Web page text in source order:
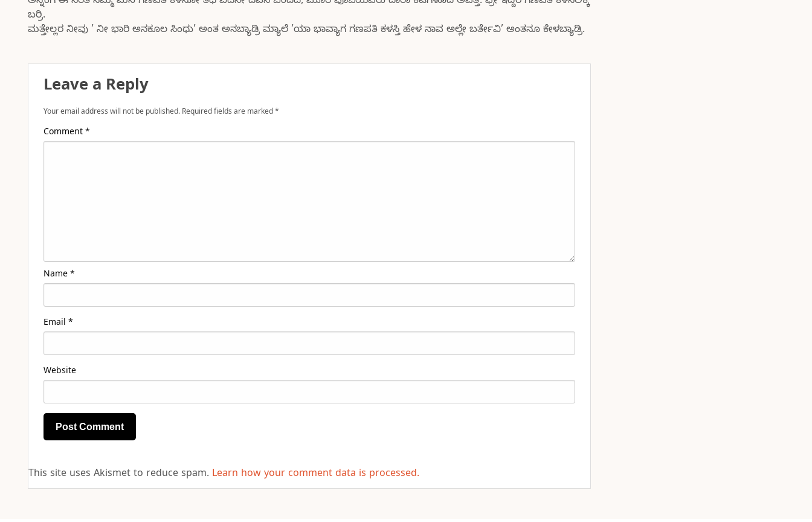
ಬರ್ರಿ.
ಮತ್ತೇಲ್ಲರ ನೀವು ’ ನೀ ಭಾರಿ ಅನಕೂಲ ಸಿಂಧು’ ಅಂತ ಅನಬ್ಯಾಡ್ರಿ ಮ್ಯಾಲೆ ’ಯಾ ಭಾವ್ಯಾಗ ಗಣಪತಿ ಕಳಸ್ತಿ ಹೇಳ ನಾವ ಅಲ್ಲೇ ಬರ್ತೇವಿ’ ಅಂತನೂ ಕೇಳಬ್ಯಾಡ್ರಿ.
Leave a Reply
Your email address will not be published. Required fields are marked*
Comment *
Name *
Email *
Website
This site uses Akismet to reduce spam. Learn how your comment data is processed.